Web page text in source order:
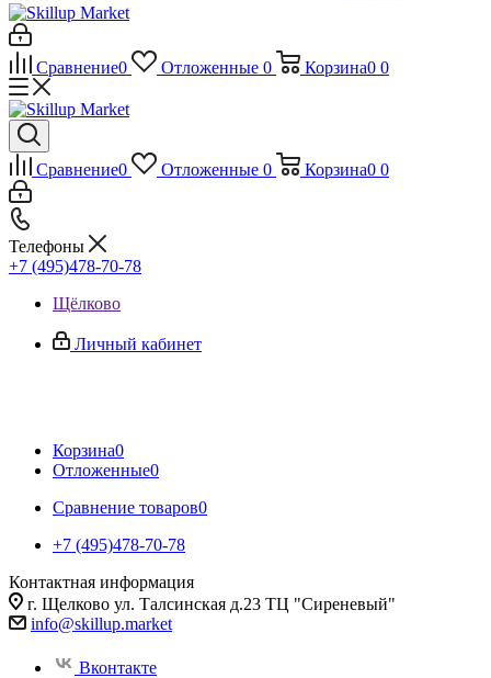
Сравнение0 Отложенные 0 Корзина0 0
Сравнение0 Отложенные 0 Корзина0 0
Телефоны
+7 (495)478-70-78
Щёлково
Личный кабинет
Корзина0
Отложенные0
Сравнение товаров0
+7 (495)478-70-78
Контактная информация
г. Щелково ул. Талсинская д.23 ТЦ "Сиреневый"
info@skillup.market
Вконтакте